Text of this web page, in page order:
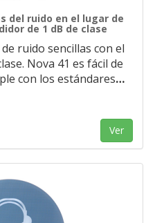
del ruido en el lugar de
de 1 dB de clase
ruido sencillas con el
Nova 41 es fácil de
con los estándares…
Ver